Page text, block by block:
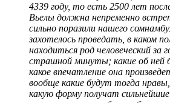
4339 году, то есть 2500 лет
Вьелы должна непременно
сильно поразили нашего
захотелось проведать, в каком
находиться род человеческий за
страшной минуты; какие об ней
какое впечатление она
вообще какие будут тогда
какую форму получат